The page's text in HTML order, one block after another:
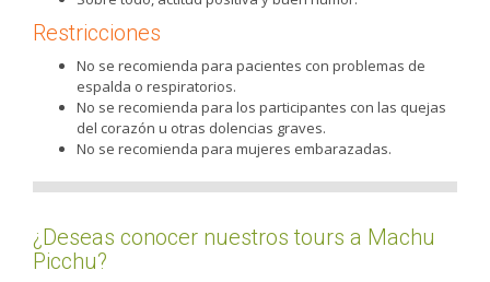
Restricciones
No se recomienda para pacientes con problemas de
espalda o respiratorios.
No se recomienda para los participantes con las quejas
del corazón u otras dolencias graves.
No se recomienda para mujeres embarazadas.
¿Deseas conocer nuestros tours a Machu
Picchu?